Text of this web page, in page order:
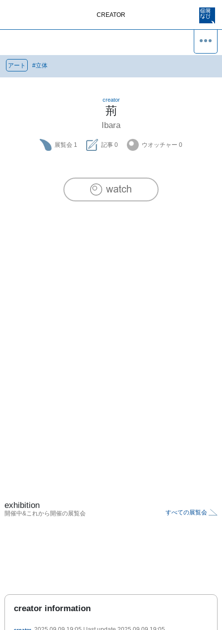
CREATOR
アート #立体
creator
荊
Ibara
展覧会 1 記事 0 ウオッチャー 0
exhibition
開催中&これから開催の展覧会 すべての展覧会
creator information